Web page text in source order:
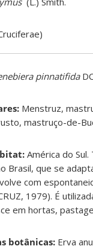
pinnatifida
Menstruz,
mastruço-de-
América do
Brasil, que se
com
1979). É
em hortas,
botânicas: Erva